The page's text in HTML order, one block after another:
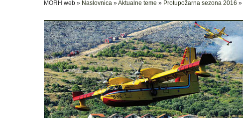
MORH web » Naslovnica »Aktualne teme » Protupožarna sezona 2016 »